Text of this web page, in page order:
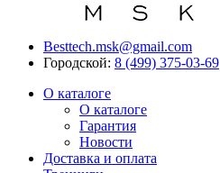
Besttech.msk@gmail.com
Городской: 8 (499) 375-03-69
О каталоге
О каталоге
Гарантия
Новости
Доставка и оплата